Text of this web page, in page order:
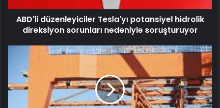
ABD'li düzenleyiciler Tesla'yı potansiyel hidrolik
direksiyon sorunları nedeniyle soruşturuyor